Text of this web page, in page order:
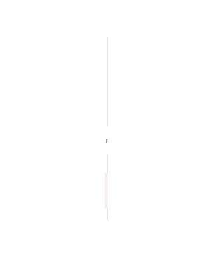
+ 3 farby